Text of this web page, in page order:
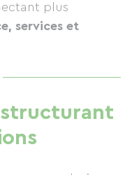
plus
services et
structurant